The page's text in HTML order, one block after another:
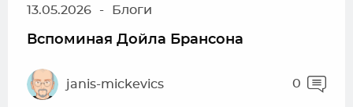
13.05.2026 - Блоги
Вспоминая Дойла Брансона
janis-mickevics 0